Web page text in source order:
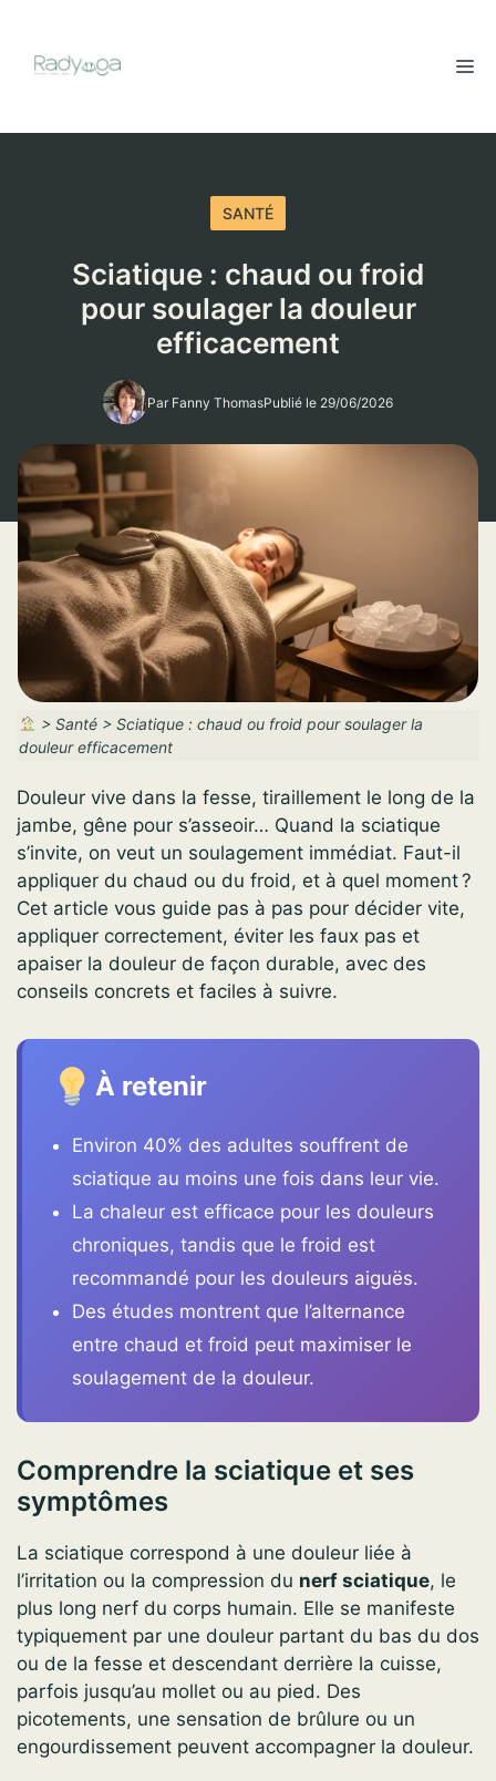
contenu
SANTÉ
Sciatique : chaud ou froid
pour soulager la douleur
efficacement
Par Fanny ThomasPublié le 29/06/2026
> Santé> Sciatique : chaud ou froid pour soulager la
douleur efficacement
Douleur vive dans la fesse, tiraillement le long de la
jambe, gêne pour s’asseoir… Quand la sciatique
s’invite, on veut un soulagement immédiat. Faut-il
appliquer du chaud ou du froid, et à quel moment ?
Cet article vous guide pas à pas pour décider vite,
appliquer correctement, éviter les faux pas et
apaiser la douleur de façon durable, avec des
conseils concrets et faciles à suivre.
À retenir
Environ 40% des adultes souffrent de
sciatique au moins une fois dans leur vie.
La chaleur est efficace pour les douleurs
chroniques, tandis que le froid est
recommandé pour les douleurs aiguës.
Des études montrent que l’alternance
entre chaud et froid peut maximiser le
soulagement de la douleur.
Comprendre la sciatique et ses
symptômes
La sciatique correspond à une douleur liée à
l’irritation ou la compression du nerf sciatique, le
plus long nerf du corps humain. Elle se manifeste
typiquement par une douleur partant du bas du dos
ou de la fesse et descendant derrière la cuisse,
parfois jusqu’au mollet ou au pied. Des
picotements, une sensation de brûlure ou un
engourdissement peuvent accompagner la douleur.